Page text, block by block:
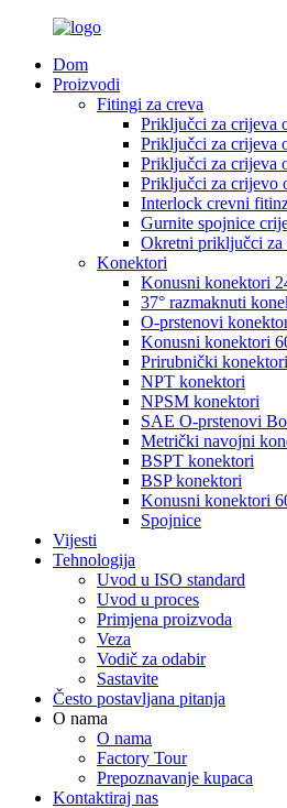
Dom
Proizvodi
Fitingi za creva
Priključci za crijeva
Priključci za crijeva
Priključci za crijeva
Priključci za crijevo
Interlock crevni
Gurnite spojnice
Okretni priključci za
Konektori
Konusni konektori
37° razmaknuti
O-prstenovi
Konusni konektori
Prirubnički konektori
NPT konektori
NPSM konektori
SAE O-prstenovi
Metrički navojni
BSPT konektori
BSP konektori
Konusni konektori
Spojnice
Vijesti
Tehnologija
Uvod u ISO standard
Uvod u proces
Primjena proizvoda
Veza
Vodič za odabir
Sastavite
Često postavljana pitanja
O nama
O nama
Factory Tour
Prepoznavanje kupaca
Kontaktiraj nas